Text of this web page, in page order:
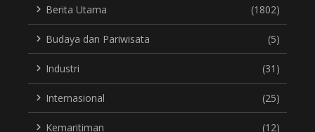
Berita Utama (1802)
Budaya dan Pariwisata (5)
Industri (31)
Internasional (25)
Kemaritiman (12)